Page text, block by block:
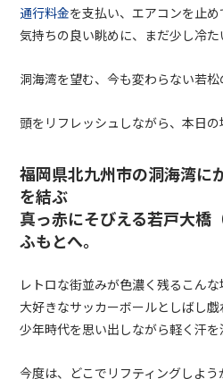
通行料金を支払い、エアコンを止め
気持ちの良い眺めに、まだ少し冷た
洞海湾を望む、今も変わらない若松
頭をリフレッシュしながら、本日の
福岡県北九州市の洞海湾に
を結ぶ
真っ赤にそびえる若戸大橋
ふもとへ。
レトロな街並みが色濃く残るこんな
大好きなサッカーボールとしばし戯
少年時代を思い出しながら軽く汗を
今度は、どこでリフティングしよう